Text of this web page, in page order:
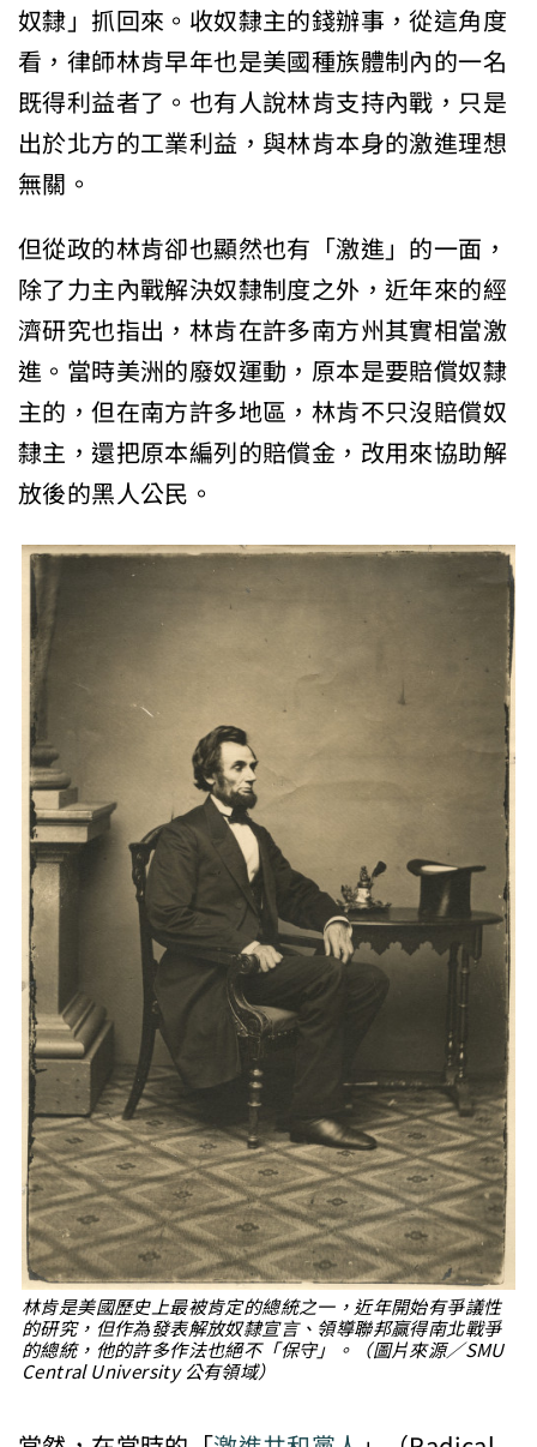
奴隸」抓回來。收奴隸主的錢辦事，從這角度
看，律師林肯早年也是美國種族體制內的一名
既得利益者了。也有人說林肯支持內戰，只是
出於北方的工業利益，與林肯本身的激進理想
無關。
但從政的林肯卻也顯然也有「激進」的一面，
除了力主內戰解決奴隸制度之外，近年來的經
濟研究也指出，林肯在許多南方州其實相當激
進。當時美洲的廢奴運動，原本是要賠償奴隸
主的，但在南方許多地區，林肯不只沒賠償奴
隸主，還把原本編列的賠償金，改用來協助解
放後的黑人公民。
林肯是美國歷史上最被肯定的總統之一，近年開始有爭議性
的研究，但作為發表解放奴隸宣言、領導聯邦贏得南北戰爭
的總統，他的許多作法也絕不「保守」。（圖片來源／SMU
Central University 公有領域）